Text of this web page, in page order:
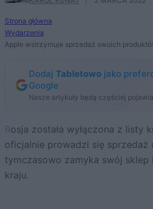
Strona główna
Wydarzenia
Apple wstrzymuje sprzedaż swoich
Dodaj Tabletowo jako
Google
Nasze artykuły będą częściej
Rosja została wyłączona z listy krajów, w których
oficjalnie prowadzi się sprzedaż
tymczasowo zamyka swój
kraju.